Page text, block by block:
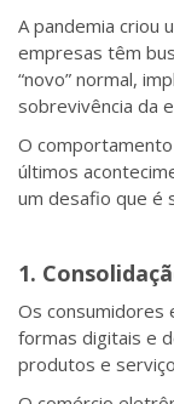
A pandemia criou
empresas têm
“novo” normal,
sobrevivência da
O
últimos
um desafio que é
1.
Os consumidores
formas digitais e
produtos e